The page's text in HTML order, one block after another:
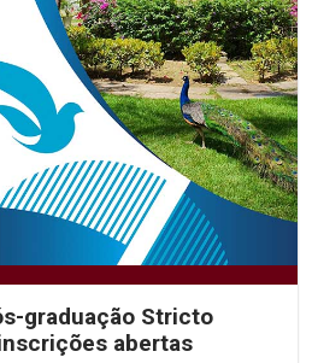
graduação Stricto
abertas